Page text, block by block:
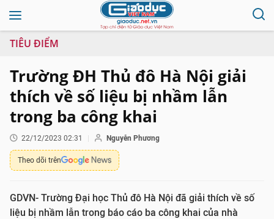
TIÊU ĐIỂM
Trường ĐH Thủ đô Hà Nội giải
thích về số liệu bị nhầm lẫn
trong ba công khai
22/12/2023 02:31 Nguyễn Phương
Theo dõi trên
GDVN- Trường Đại học Thủ đô Hà Nội đã giải thích về số
liệu bị nhầm lẫn trong báo cáo ba công khai của nhà